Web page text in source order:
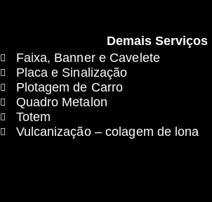
Demais Serviços
Faixa, Banner e Cavelete
Placa e Sinalização
Plotagem de Carro
Quadro Metalon
Totem
Vulcanização – colagem de lona